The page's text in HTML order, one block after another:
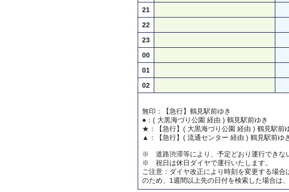
21
22
23
00
01
02
無印：【急行】鶴見駅前ゆき
●：( 大黒海づり公園 経由 ) 鶴見駅前ゆき
★：【急行】( 大黒海づり公園 経由 ) 鶴見駅前
▲：【急行】( 流通センター 経由 ) 鶴見駅前ゆ
※ 道路渋滞等により、予定どおり運行できな
※ 祝日は休日ダイヤで運行いたします。
ご注意：ダイヤ改正により時刻を変更する場
のため、1週間以上先の日付を検索した場合は